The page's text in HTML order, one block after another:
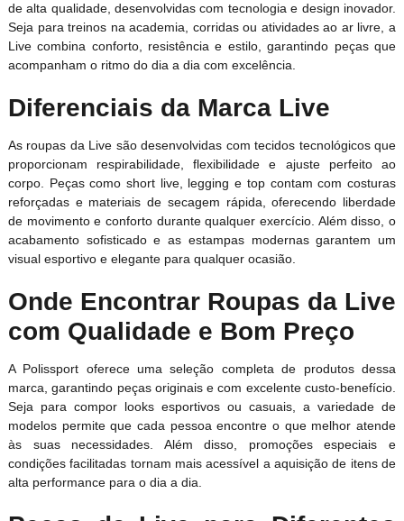
de alta qualidade, desenvolvidas com tecnologia e design inovador.
Seja para treinos na academia, corridas ou atividades ao ar livre, a
Live combina conforto, resistência e estilo, garantindo peças que
acompanham o ritmo do dia a dia com excelência.
Diferenciais da Marca Live
As roupas da Live são desenvolvidas com tecidos tecnológicos que
proporcionam respirabilidade, flexibilidade e ajuste perfeito ao
corpo. Peças como short live, legging e top contam com costuras
reforçadas e materiais de secagem rápida, oferecendo liberdade
de movimento e conforto durante qualquer exercício. Além disso, o
acabamento sofisticado e as estampas modernas garantem um
visual esportivo e elegante para qualquer ocasião.
Onde Encontrar Roupas da Live
com Qualidade e Bom Preço
A Polissport oferece uma seleção completa de produtos dessa
marca, garantindo peças originais e com excelente custo-benefício.
Seja para compor looks esportivos ou casuais, a variedade de
modelos permite que cada pessoa encontre o que melhor atende
às suas necessidades. Além disso, promoções especiais e
condições facilitadas tornam mais acessível a aquisição de itens de
alta performance para o dia a dia.